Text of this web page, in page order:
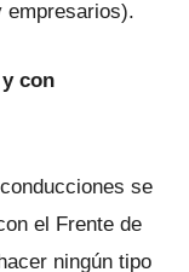
empresarios).
con
se
el Frente de
ningún tipo